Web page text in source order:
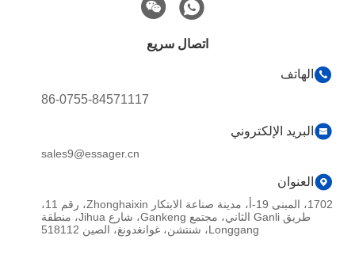
اتصال سريع
الهاتف
86-0755-84571117
البريد الإلكتروني
sales9@essager.cn
العنوان
1702، المبنى 19-أ، مدينة صناعة الابتكار Zhonghaixin، رقم 11،
طريق Ganli الثاني، مجتمع Gankeng، شارع Jihua، منطقة
Longgang، شنتشن، غوانغدونغ، الصين 518112